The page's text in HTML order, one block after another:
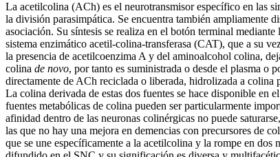
La acetilcolina (ACh) es el neurotransmisor específico en las
la división parasimpática. Se encuentra también ampliamente
asociación. Su síntesis se realiza en el botón terminal
sistema enzimático acetil-colina-transferasa (CAT), que a su
la presencia de acetilcoenzima A y del aminoalcohol colina,
colina de novo, por tanto es suministrada o desde el plasma o
directamente de ACh reciclada o liberada, hidrolizada a
La colina derivada de estas dos fuentes se hace disponible en
fuentes metabólicas de colina pueden ser particularmente
afinidad dentro de las neuronas colinérgicas no puede
las que no hay una mejora en demencias con precursores de
que se une específicamente a la acetilcolina y la rompe en